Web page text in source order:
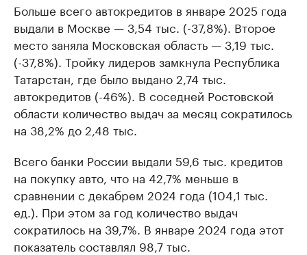
Больше всего автокредитов в январе 2025 года
выдали в Москве — 3,54 тыс. (-37,8%). Второе
место заняла Московская область — 3,19 тыс.
(-37,8%). Тройку лидеров замкнула Республика
Татарстан, где было выдано 2,74 тыс.
автокредитов (-46%). В соседней Ростовской
области количество выдач за месяц сократилось
на 38,2% до 2,48 тыс.
Всего банки России выдали 59,6 тыс. кредитов
на покупку авто, что на 42,7% меньше в
сравнении с декабрем 2024 года (104,1 тыс.
ед.). При этом за год количество выдач
сократилось на 39,7%. В январе 2024 года этот
показатель составлял 98,7 тыс.